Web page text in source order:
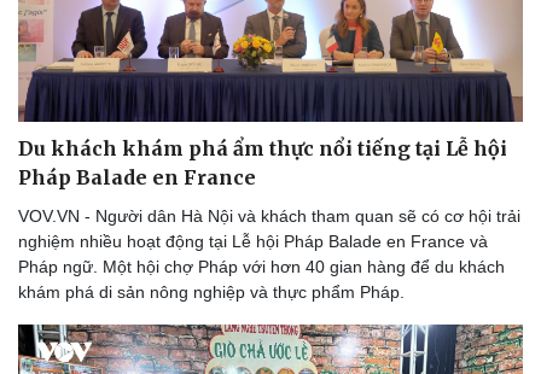
Du khách khám phá ẩm thực nổi tiếng tại Lễ hội
Pháp Balade en France
VOV.VN - Người dân Hà Nội và khách tham quan sẽ có cơ hội trải
nghiệm nhiều hoạt động tại Lễ hội Pháp Balade en France và
Pháp ngữ. Một hội chợ Pháp với hơn 40 gian hàng để du khách
khám phá di sản nông nghiệp và thực phẩm Pháp.